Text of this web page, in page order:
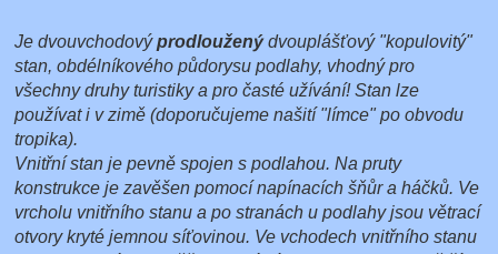
Je dvouvchodovýprodlouženýdvouplášťový "kopulovitý"
stan, obdélníkového půdorysu podlahy, vhodný pro
všechny druhy turistiky a pro časté užívání! Stan lze
používat i v zimě (doporučujeme našití "límce" po obvodu
tropika).
Vnitřní stan je pevně spojen s podlahou. Na pruty
konstrukce je zavěšen pomocí napínacích šňůr a háčků. Ve
vrcholu vnitřního stanu a po stranách u podlahy jsou větrací
otvory kryté jemnou síťovinou. Ve vchodech vnitřního stanu